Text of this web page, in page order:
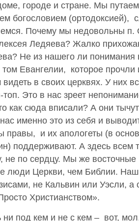
городе и стране. Мы
богословием (ортодоксией),
Почему мы недовольны
Ледяева? Жалко
Не из нашего ли понимания
Евангелии, которое прочли
видеть в своих церквях. У них
топ. Это в нас зреет
как сюда вписали? А они
именно это из себя и
правы, и их апологеты (в
поддерживают. А здесь всем
не по сердцу. Мы же
люди Церкви, чем Библии.
не Кальвин или Уэсли, а
Христианством».
под кем и не с кем – вот,